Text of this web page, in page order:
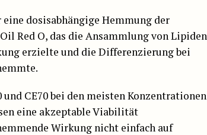
dosisabhängige Hemmung der
Red O, das die Ansammlung von Lipiden
erzielte und die Differenzierung bei
CE70 bei den meisten Konzentrationen
eine akzeptable Viabilität
Wirkung nicht einfach auf